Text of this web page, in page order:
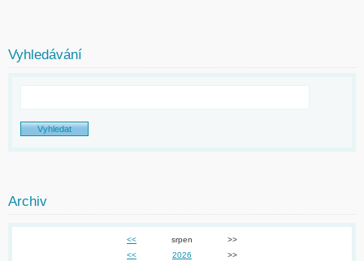
Vyhledávání
Archiv
<< srpen
>>
<<
2026 >>